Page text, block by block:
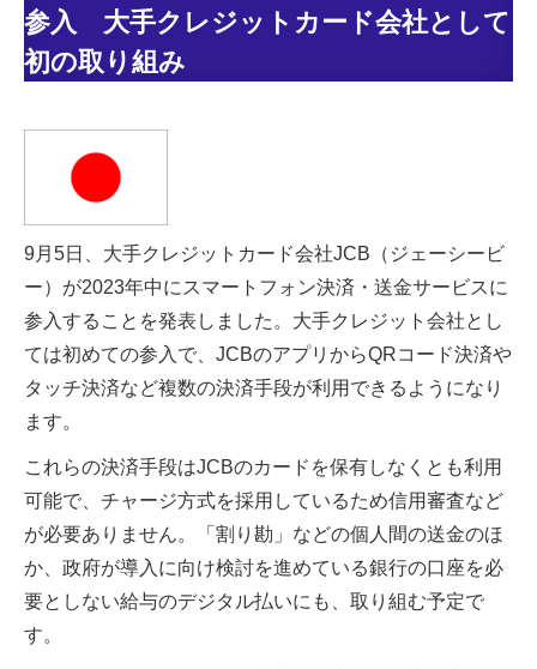
参入 大手クレジットカード会社として
初の取り組み
9月5日、大手クレジットカード会社JCB（ジェーシービ
ー）が2023年中にスマートフォン決済・送金サービスに
参入することを発表しました。大手クレジット会社とし
ては初めての参入で、JCBのアプリからQRコード決済や
タッチ決済など複数の決済手段が利用できるようになり
ます。
これらの決済手段はJCBのカードを保有しなくとも利用
可能で、チャージ方式を採用しているため信用審査など
が必要ありません。「割り勘」などの個人間の送金のほ
か、政府が導入に向け検討を進めている銀行の口座を必
要としない給与のデジタル払いにも、取り組む予定で
す。